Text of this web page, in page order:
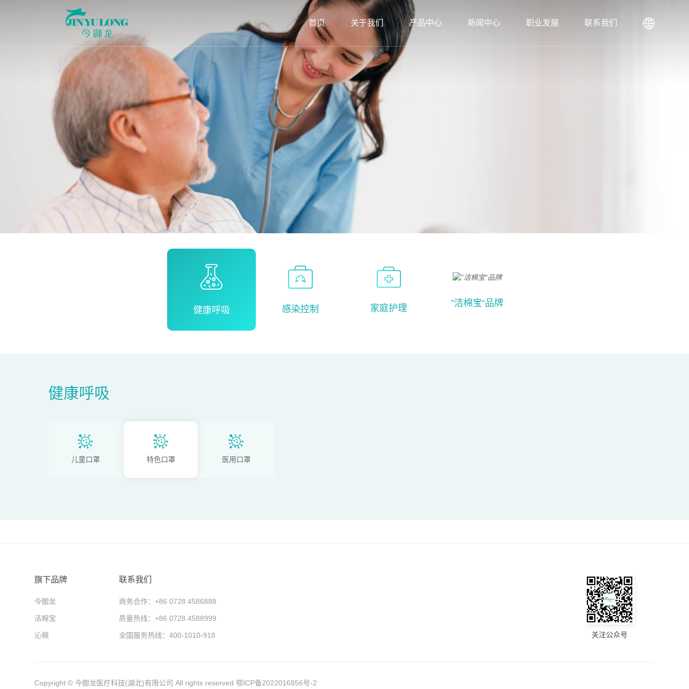
首页 关于我们 产品中心 新闻中心 职业发展 联系我们
健康呼吸 感染控制 家庭护理 ”洁棉宝“品牌
健康呼吸
儿童口罩 特色口罩 医用口罩
旗下品牌
今御龙
洁棉宝
沁棉
联系我们
商务合作：+86 0728 4586888
质量热线：+86 0728 4588999
全国服务热线：400-1010-918 关注公众号
Copyright © 今御龙医疗科技(湖北)有限公司 All rights reserved 鄂ICP备2022016856号-2